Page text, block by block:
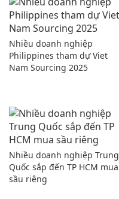
Nhiều doanh nghiệp
Philippines tham dự Viet
Nam Sourcing 2025
Nhiều doanh nghiệp Trung
Quốc sắp đến TP HCM mua
sầu riêng